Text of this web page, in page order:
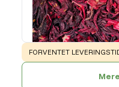
WARNING:
FORVENTET